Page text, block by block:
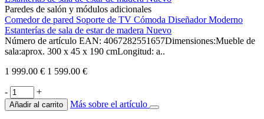
Paredes de salón y módulos adicionales
Comedor de pared Soporte de TV Cómoda Diseñador Moderno
Estanterías de sala de estar de madera Nuevo
Número de artículo EAN: 4067282551657Dimensiones:Mueble de
sala:aprox. 300 x 45 x 190 cmLongitud: a..
1 999.00 € 1 599.00 €
- +
Añadir al carrito Más sobre el artículo